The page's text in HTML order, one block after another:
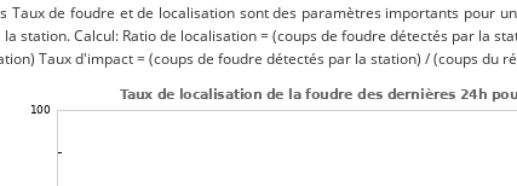
Taux de foudre et de localisation sont des paramètres importants pour
la station. Calcul: Ratio de localisation = (coups de foudre détectés par la
Taux d'impact = (coups de foudre détectés par la station) / (coups du